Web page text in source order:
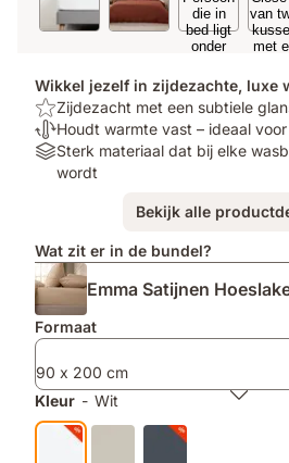
Wikkel jezelf in zijdezachte, luxe
Top:
Zijdezacht
met
een
Zijdezacht met een subtiele
Temperatuurregulerend:
Houdt
warmte
voor
koudere
nachten
Houdt warmte vast – ideaal
Materials:
Sterk
elke
wasbeurt
nóg
zachter
wordt
Sterk materiaal dat bij elke
wordt
Bekijk alle
Wat zit er in de bundel?
Emma Satijnen
Formaat
90 x 200 cm
Kleur - Wit